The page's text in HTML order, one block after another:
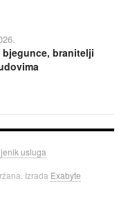
branitelji
usluga
Izrada Exabyte